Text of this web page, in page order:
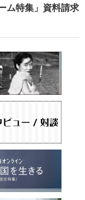
ム特集」資料請求